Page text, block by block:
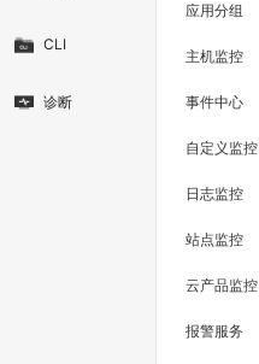
CLI
诊断
应用分组
主机监控
事件中心
自定义监控
日志监控
站点监控
云产品监控
报警服务